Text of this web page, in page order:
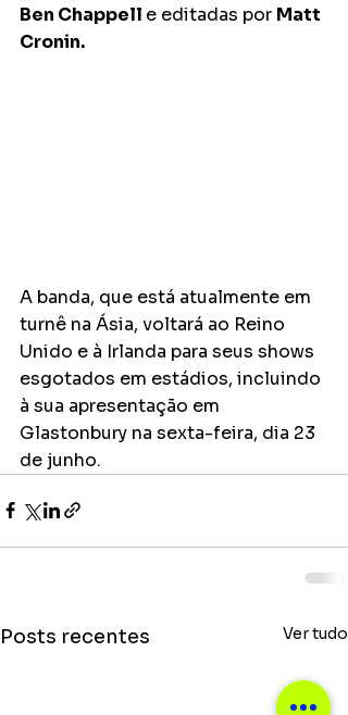
Ben Chappell e editadas por Matt
Cronin.
A banda, que está atualmente em
turnê na Ásia, voltará ao Reino
Unido e à Irlanda para seus shows
esgotados em estádios, incluindo
à sua apresentação em
Glastonbury na sexta-feira, dia 23
de junho.
Posts recentes Ver tudo